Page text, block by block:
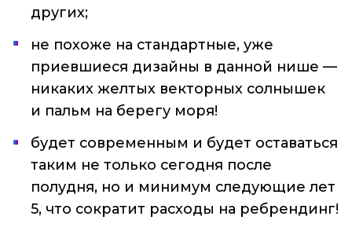
других;
не похоже на стандартные, уже
приевшиеся дизайны в данной нише —
никаких желтых векторных солнышек
и пальм на берегу моря!
будет современным и будет оставаться
таким не только сегодня после
полудня, но и минимум следующие лет
5, что сократит расходы на ребрендинг!